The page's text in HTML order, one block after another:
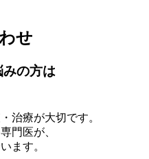
せ
の方は
治療が大切です。
門医が、
ます。